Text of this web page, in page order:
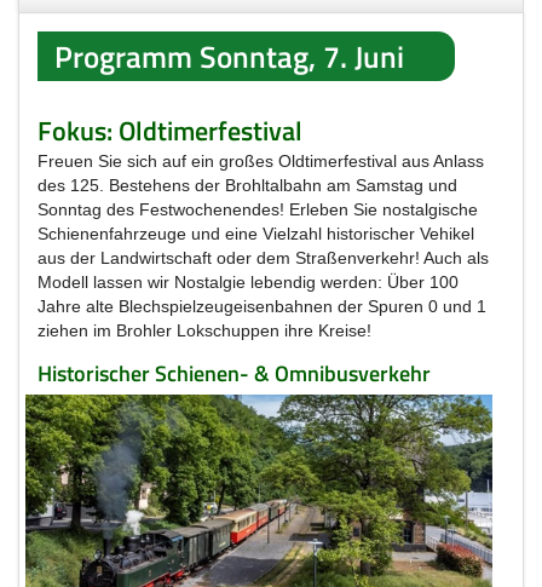
Programm Sonntag, 7. Juni
Fokus: Oldtimerfestival
Freuen Sie sich auf ein großes Oldtimerfestival aus Anlass
des 125. Bestehens der Brohltalbahn am Samstag und
Sonntag des Festwochenendes! Erleben Sie nostalgische
Schienenfahrzeuge und eine Vielzahl historischer Vehikel
aus der Landwirtschaft oder dem Straßenverkehr! Auch als
Modell lassen wir Nostalgie lebendig werden: Über 100
Jahre alte Blechspielzeugeisenbahnen der Spuren 0 und 1
ziehen im Brohler Lokschuppen ihre Kreise!
Historischer Schienen- & Omnibusverkehr